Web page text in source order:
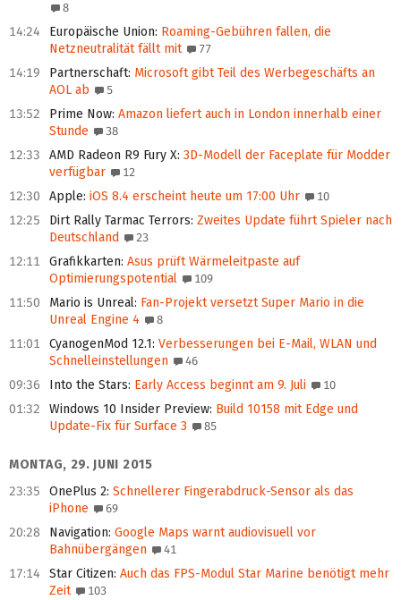
8
14:24 Europäische Union: Roaming-Gebühren fallen, die
Netzneutralität fällt mit
77
14:19 Partnerschaft: Microsoft gibt Teil des Werbegeschäfts an
AOL ab
5
13:52 Prime Now: Amazon liefert auch in London innerhalb einer
Stunde
38
12:33 AMD Radeon R9 Fury X: 3D-Modell der Faceplate für Modder
verfügbar
12
12:30 Apple: iOS 8.4 erscheint heute um 17:00 Uhr 10
12:25 Dirt Rally Tarmac Terrors: Zweites Update führt Spieler nach
Deutschland
23
12:11 Grafikkarten: Asus prüft Wärmeleitpaste auf
Optimierungspotential
109
11:50 Mario is Unreal: Fan-Projekt versetzt Super Mario in die
Unreal Engine 4
8
11:01 CyanogenMod 12.1: Verbesserungen bei E-Mail, WLAN und
Schnelleinstellungen
46
09:36 Into the Stars: Early Access beginnt am 9. Juli 10
01:32 Windows 10 Insider Preview: Build 10158 mit Edge und
Update-Fix für Surface 3
85
MONTAG, 29. JUNI 2015
23:35
OnePlus 2: Schnellerer Fingerabdruck-Sensor als das
iPhone
69
20:28 Navigation: Google Maps warnt audiovisuell vor
Bahnübergängen
41
17:14 Star Citizen: Auch das FPS-Modul Star Marine benötigt mehr
Zeit
103